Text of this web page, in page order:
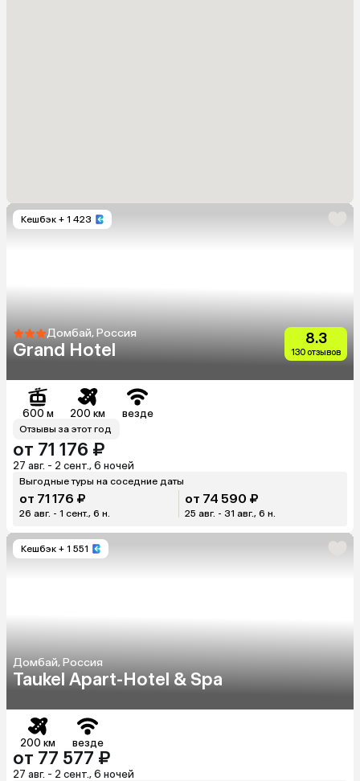
Кешбэк + 1 423
Домбай, Россия
Grand Hotel
8.3
130 отзывов
600 м 200 км везде
Отзывы за этот год
от 71 176 ₽
27 авг. - 2 сент., 6 ночей
Выгодные туры на соседние даты
от 71 176 ₽
26 авг. - 1 сент., 6 н.
от 74 590 ₽
25 авг. - 31 авг., 6 н.
Кешбэк + 1 551
Домбай, Россия
Taukel Apart-Hotel & Spa
200 км везде
от 77 577 ₽
27 авг. - 2 сент., 6 ночей